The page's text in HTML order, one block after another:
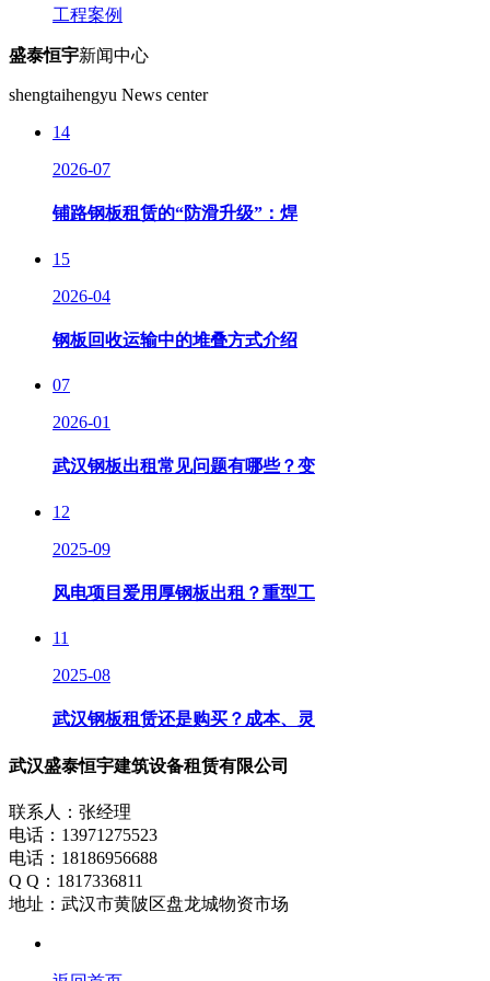
工程案例
盛泰恒宇新闻中心
shengtaihengyu News center
14
2026-07
铺路钢板租赁的“防滑升级”：焊
15
2026-04
钢板回收运输中的堆叠方式介绍
07
2026-01
武汉钢板出租常见问题有哪些？变
12
2025-09
风电项目爱用厚钢板出租？重型工
11
2025-08
武汉钢板租赁还是购买？成本、灵
武汉盛泰恒宇建筑设备租赁有限公司
联系人：张经理
电话：13971275523
电话：18186956688
Q Q：1817336811
地址：武汉市黄陂区盘龙城物资市场